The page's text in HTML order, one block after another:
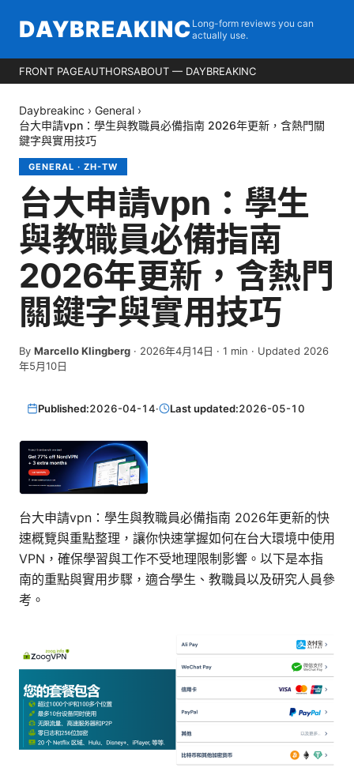
DAYBREAKINC Long-form reviews you can
actually use.
FRONT PAGEAUTHORSABOUT — DAYBREAKINC
Daybreakinc › General ›
台大申請vpn：學生與教職員必備指南 2026年更新，含熱門關
鍵字與實用技巧
GENERAL · ZH-TW
台大申請vpn：學生
與教職員必備指南
2026年更新，含熱門
關鍵字與實用技巧
By Marcello Klingberg · 2026年4月14日 · 1 min · Updated 2026
年5月10日
Published:2026-04-14· Last updated:2026-05-10
台大申請vpn：學生與教職員必備指南 2026年更新的快
速概覽與重點整理，讓你快速掌握如何在台大環境中使用
VPN，確保學習與工作不受地理限制影響。以下是本指
南的重點與實用步驟，適合學生、教職員以及研究人員參
考。